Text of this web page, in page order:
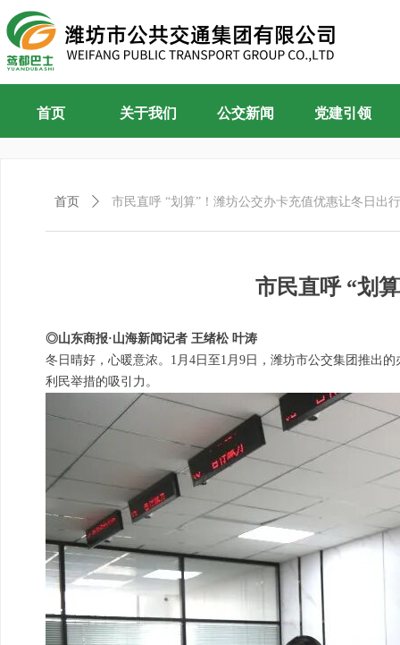
首页 关于我们 公交新闻 党建引领
市民直呼 “划
◎山东商报·山海新闻记者 王绪松 叶涛
冬日晴好，心暖意浓。1月4日至1月9日，潍坊市公交集团推出
利民举措的吸引力。
首页 ꄲ 市民直呼 “划算”！潍坊公交办卡充值优惠让冬日出